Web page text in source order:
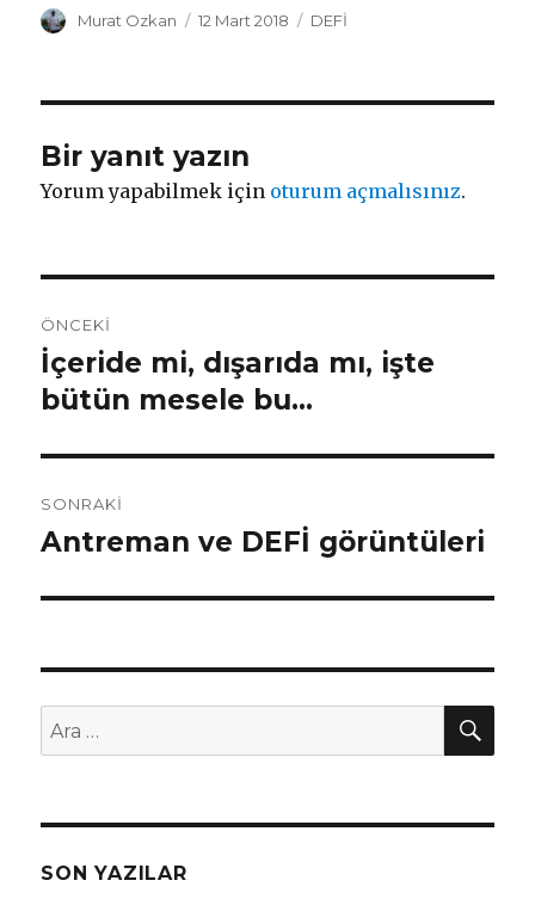
Yazar
Murat Ozkan
Yayın
12 Mart 2018 Kategoriler
DEFİ
Bir yanıt yazın
Yorum yapabilmek için oturum açmalısınız.
gezinmesi
ÖNCEKI
Önceki
yazı:
İçeride mi, dışarıda mı, işte
bütün mesele bu…
SONRAKI
Sonraki
Antreman ve DEFİ görüntüleri
Ara: ARA
SON YAZILAR